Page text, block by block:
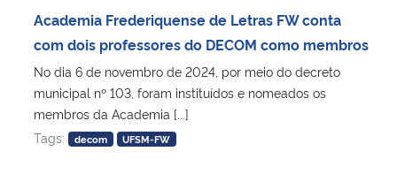
Secretaria-Geral
Gabinete de Segurança Institucional
Academia Frederiquense de Letras FW conta
com dois professores do DECOM como membros
No dia 6 de novembro de 2024, por meio do decreto
municipal nº 103, foram instituídos e nomeados os
membros da Academia [...]
Tags:
decom UFSM-FW